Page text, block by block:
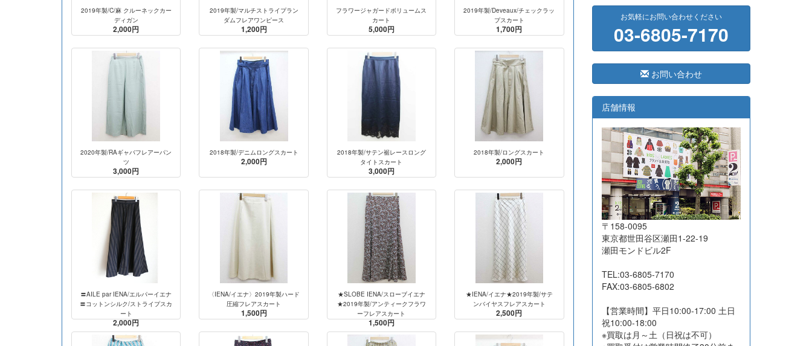
2019年製/C/麻 クルーネックカー
ディガン
2,000円
2019年製/マルチストライプラン
ダムフレアワンピース
1,200円
フラワージャガードボリュームス
カート
5,000円
2019年製/Deveaux/チェックラッ
プスカート
1,700円
2020年製/RAギャバフレアーパン
ツ
3,000円
2018年製/デニムロングスカート
2,000円
2018年製/サテン裾レースロング
タイトスカート
3,000円
2018年製/ロングスカート
2,000円
〓AILE par IENA/エルパーイエナ
〓コットンシルク/ストライプスカ
ート
2,000円
〈IENA/イエナ〉2019年製ハード
圧縮フレアスカート
1,500円
★SLOBE IENA/スローブイエナ
★2019年製/アンティークフラワ
ーフレアスカート
1,500円
★IENA/イエナ★2019年製/サテ
ンバイヤスフレアスカート
2,500円
2026-08-03 横浜市磯子区 11 7,000
2026-07-28 横浜市港南区 14 13,720
2026-07-24 横浜市西区 8 17,500
2026-07-23 大阪府藤井寺市 41 291,400
2026-07-23 岐阜県大垣市 33 33,300
2026-07-21 東京都品川区 10 10,800
2026-07-17 広島県福山市 16 5,350
2026-07-16 東京都江東区 8 11,510
2026-07-16 東京都杉並区 21 18,500
2026-07-16 大阪府吹田市
2026-07-16 横浜市港北区
2026-07-14 相模原市緑区
2026-07-13 東京都国分寺市 10 7,500
2026-07-10 名古屋市昭和区
2026-07-10 高知県高知市 15 13,350
お気軽にお問い合わせください
03-6805-7170
お問い合わせ
店舗情報
〒158-0095
東京都世田谷区瀬田1-22-19
瀬田モンドビル2F
TEL:03-6805-7170
FAX:03-6805-6802
【営業時間】平日10:00-17:00 土日
祝10:00-18:00
※買取は月～土（日祝は不可）